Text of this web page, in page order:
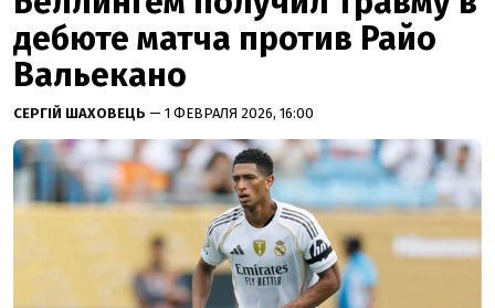
дебюте матча против Райо
Вальекано
СЕРГІЙ ШАХОВЕЦЬ — 1 ФЕВРАЛЯ 2026, 16:00